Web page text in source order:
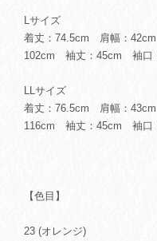
Lサイズ
着丈：74.5cm 肩幅：
102cm 袖丈：45cm 袖口
LLサイズ
着丈：76.5cm 肩幅：
116cm 袖丈：45cm 袖口
【色目】
23 (オレンジ)